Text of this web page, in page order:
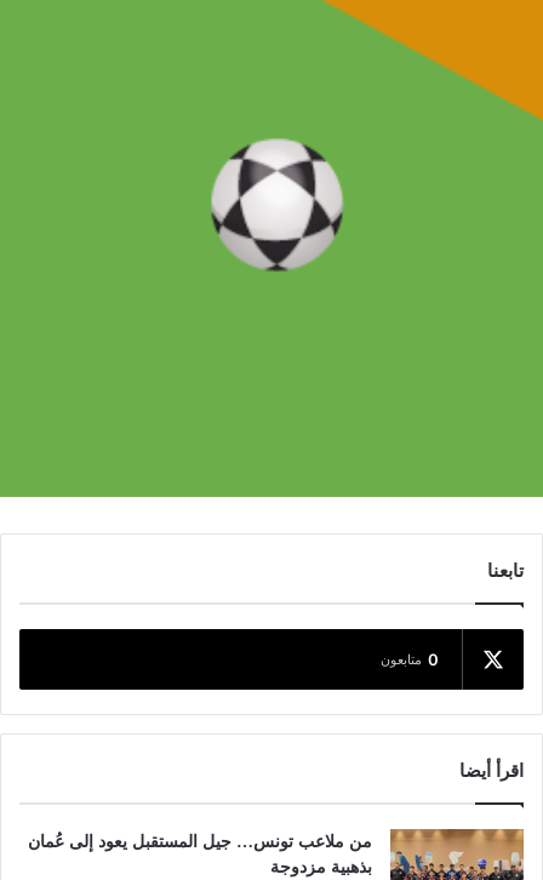
تابعنا
0 متابعون
اقرأ أيضا
من ملاعب تونس… جيل المستقبل يعود إلى عُمان
بذهبية مزدوجة